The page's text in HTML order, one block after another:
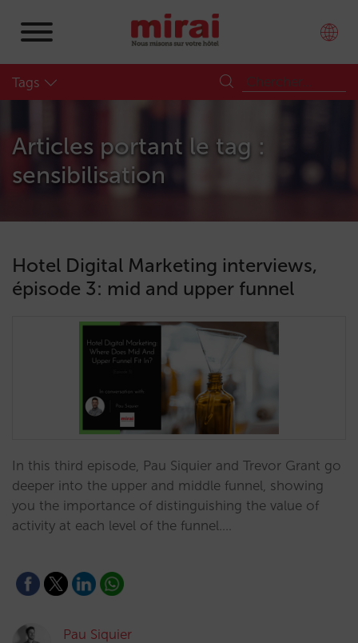
Tags
Articles portant le tag :
sensibilisation
Hotel Digital Marketing interviews,
épisode 3: mid and upper funnel
In this third episode, Pau Siquier and Trevor Grant go
deeper into the upper and middle funnel, showing
you the importance of distinguishing the value of
activity at each level of the funnel.…
Pau Siquier